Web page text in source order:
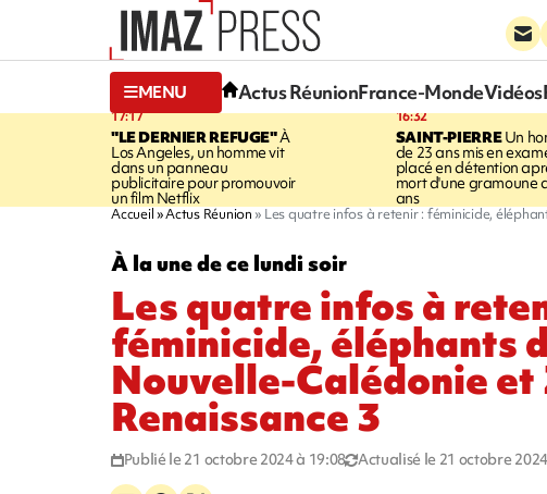
MENU Actus RéunionFrance-MondeVidéos
17:17
"LE DERNIER REFUGE"À
Los Angeles, un homme vit
dans un panneau
publicitaire pour promouvoir
un film Netflix
16:32
SAINT-PIERREUn
de 23 ans mis en
placé en détention
mort d'une gramoune
ans
Accueil Actus Réunion Les quatre infos à retenir : féminicide,
À la une de ce lundi soir
Les quatre infos à
féminicide, éléphants
Nouvelle-Calédonie et
Renaissance 3
Publié le 21 octobre 2024 à 19:08 Actualisé le 21 octobre